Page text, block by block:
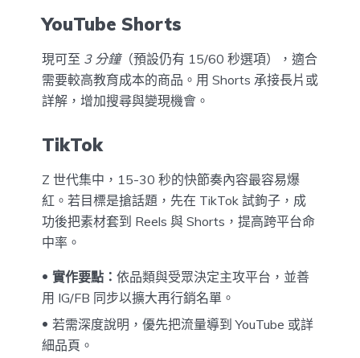
YouTube Shorts
現可至 3 分鐘（預設仍有 15/60 秒選項），適合
需要較高教育成本的商品。用 Shorts 承接長片或
詳解，增加搜尋與變現機會。
TikTok
Z 世代集中，15-30 秒的快節奏內容最容易爆
紅。若目標是搶話題，先在 TikTok 試鉤子，成
功後把素材套到 Reels 與 Shorts，提高跨平台命
中率。
實作要點： 依品類與受眾決定主攻平台，並善
用 IG/FB 同步以擴大再行銷名單。
若需深度說明，優先把流量導到 YouTube 或詳
細品頁。